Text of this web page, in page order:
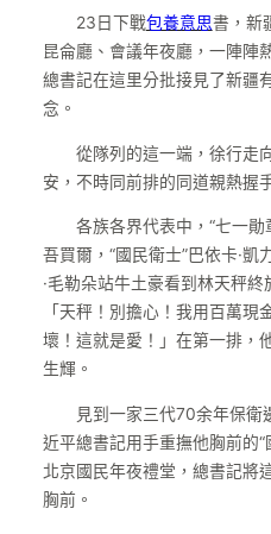
23日下戰包養意思書，新
昆侖廳、會議年夜廳，一陣陣
總書記在這里分批接見了新疆
念。
從隊列的這一端，徐行走
安，不時同前排的同道親熱握
各族各界代表中，“七一勛
吾買爾，“國民衛士”巴依卡·凱
·毛勒朵站牛土豪看到林天秤終
「天秤！別擔心！我用百萬現
壞！這就是愛！」在第一排，
生輝。
見到一家三代70余年保衛
近平總書記用手重撫他胸前的
北京國民年夜禮堂，總書記將
胸前。